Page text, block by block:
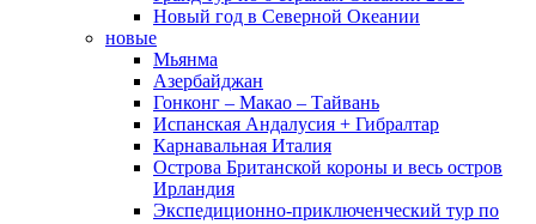
Новый год в Северной Океании
новые
Мьянма
Азербайджан
Гонконг – Макао – Тайвань
Испанская Андалусия + Гибралтар
Карнавальная Италия
Острова Британской короны и весь остров
Ирландия
Экспедиционно-приключенческий тур по